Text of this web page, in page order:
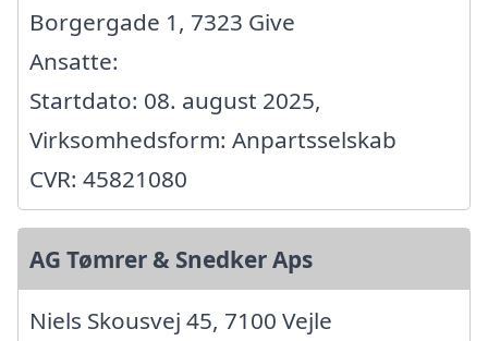
Borgergade 1, 7323 Give
Ansatte:
Startdato: 08. august 2025,
Virksomhedsform: Anpartsselskab
CVR: 45821080
AG Tømrer & Snedker Aps
Niels Skousvej 45, 7100 Vejle